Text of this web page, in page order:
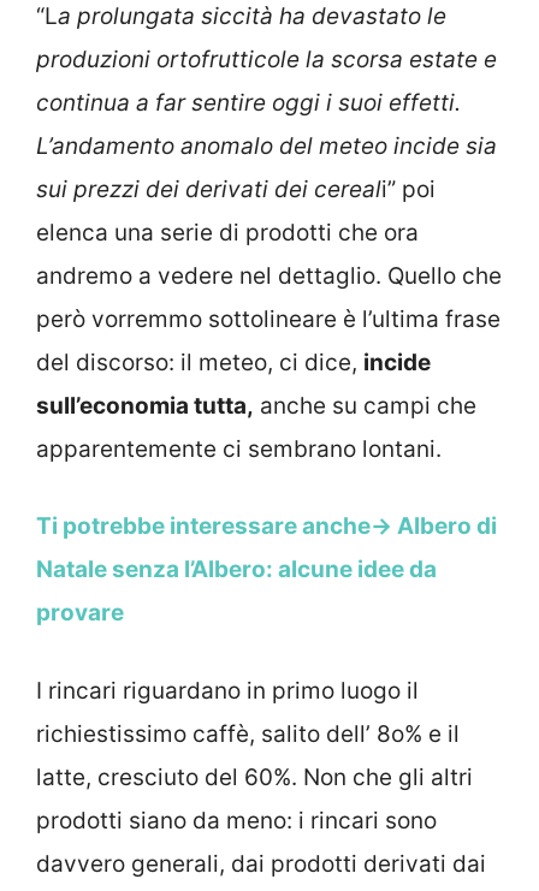
“La prolungata siccità ha devastato le
produzioni ortofrutticole la scorsa estate e
continua a far sentire oggi i suoi effetti.
L’andamento anomalo del meteo incide sia
sui prezzi dei derivati dei cereali” poi
elenca una serie di prodotti che ora
andremo a vedere nel dettaglio. Quello che
però vorremmo sottolineare è l’ultima frase
del discorso: il meteo, ci dice, incide
sull’economia tutta, anche su campi che
apparentemente ci sembrano lontani.
Ti potrebbe interessare anche-> Albero di
Natale senza l’Albero: alcune idee da
provare
I rincari riguardano in primo luogo il
richiestissimo caffè, salito dell’ 8o% e il
latte, cresciuto del 60%. Non che gli altri
prodotti siano da meno: i rincari sono
davvero generali, dai prodotti derivati dai